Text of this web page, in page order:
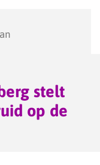
stelt
op de